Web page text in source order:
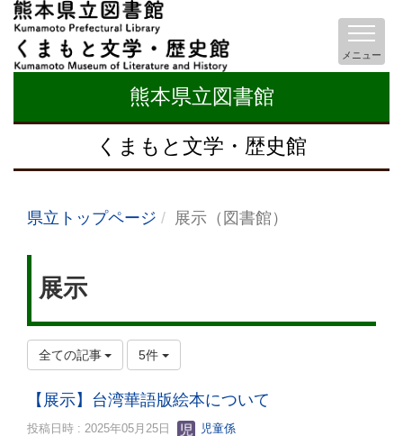
熊本県立図書館
くまもと文学・歴史館
メニュー
県立トップページ 展示（図書館）
展示
全ての記事 5件
【展示】台湾華語版絵本について
投稿日時 : 2025年05月25日 児童係